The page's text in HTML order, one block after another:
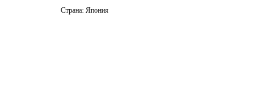
Страна: Япония